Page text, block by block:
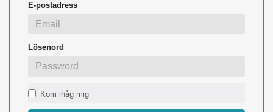
E-postadress
Lösenord
Kom ihåg mig